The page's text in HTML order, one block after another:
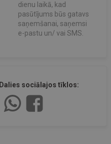
dienu laikā, kad
pasūtījums būs gatavs
saņemšanai, saņemsi
e-pastu un/ vai SMS.
Dalies sociālajos tīklos: